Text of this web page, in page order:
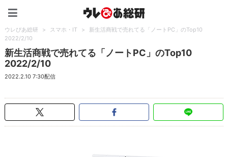
ウレぴあ総研 > スマホ・IT >
新生活商戦で売れてる「ノートPC」のTop10
2022/2/10
新生活商戦で売れてる「ノートPC」のTop10
2022/2/10
2022.2.10 7:30配信